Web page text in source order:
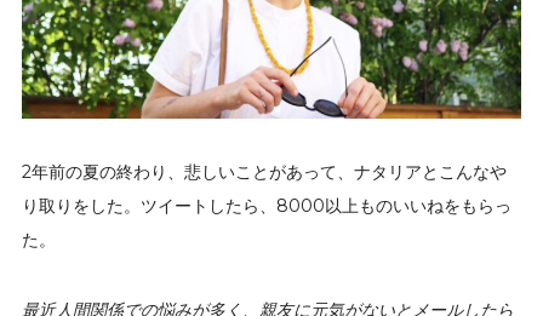
2年前の夏の終わり、悲しいことがあって、ナタリアとこんなや
り取りをした。ツイートしたら、8000以上ものいいねをもらっ
た。
最近人間関係での悩みが多く、親友に元気がないとメールしたら